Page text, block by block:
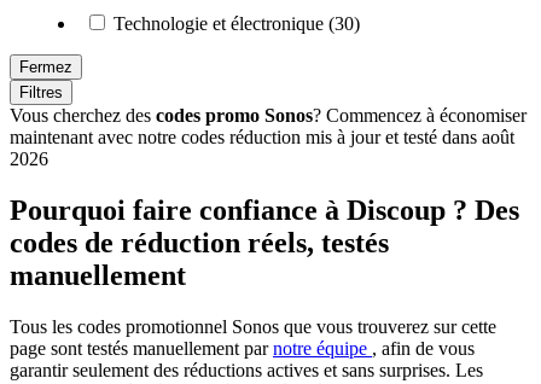
Technologie et électronique (30)
Fermez
Filtres
Vous cherchez des codes promo Sonos? Commencez à économiser
maintenant avec notre codes réduction mis à jour et testé dans août
2026
Pourquoi faire confiance à Discoup ? Des
codes de réduction réels, testés
manuellement
Tous les codes promotionnel Sonos que vous trouverez sur cette
page sont testés manuellement parnotre équipe , afin de vous
garantir seulement des réductions actives et sans surprises. Les